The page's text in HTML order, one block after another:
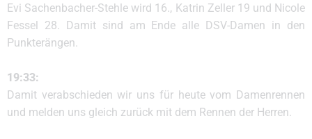
Evi Sachenbacher-Stehle wird 16., Katrin Zeller 19 und Nicole
Fessel 28. Damit sind am Ende alle DSV-Damen in den
Punkterängen.
19:33:
Damit verabschieden wir uns für heute vom Damenrennen
und melden uns gleich zurück mit dem Rennen der Herren.